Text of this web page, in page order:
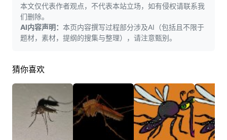
本文仅代表作者观点，不代表本站立场，如有侵权请联系我
们删除。
AI内容声明： 本页内容撰写过程部分涉及AI（包括且不限于
题材，素材，提纲的搜集与整理），请注意甄别。
猜你喜欢